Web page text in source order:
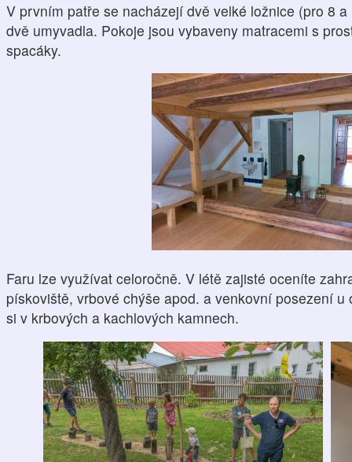
V prvním patře se nacházejí dvě velké ložnice (pro 8
dvě umyvadla. Pokoje jsou vybaveny matracemi s
spacáky.
Faru lze využívat celoročně. V létě zajisté oceníte
pískoviště, vrbové chýše apod. a venkovní posezení
si v krbových a kachlových kamnech.